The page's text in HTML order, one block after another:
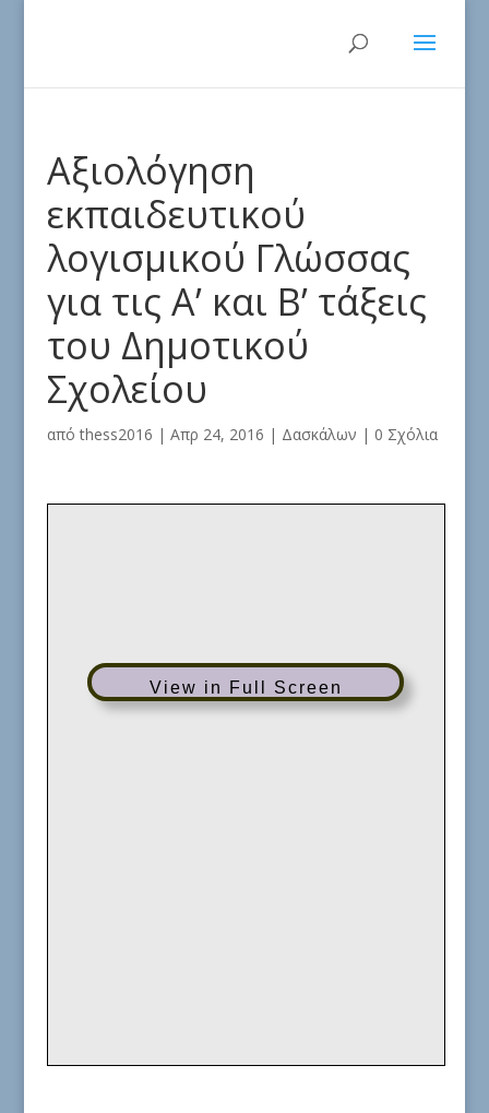
Αξιολόγηση
εκπαιδευτικού
λογισμικού Γλώσσας
για τις Α’ και Β’ τάξεις
του Δημοτικού
Σχολείου
απόthess2016 | Απρ 24, 2016 | Δασκάλων | 0 Σχόλια
View in Full Screen